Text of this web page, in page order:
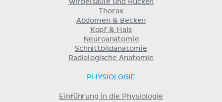
Wirbelsäule und Rücken
Thorax
Abdomen & Becken
Kopf & Hals
Neuroanatomie
Schnittbildanatomie
Radiologische Anatomie
PHYSIOLOGIE
Einführung in die Physiologie